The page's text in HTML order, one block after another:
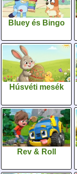
Bluey és Bingo
Húsvéti mesék
Rev & Roll